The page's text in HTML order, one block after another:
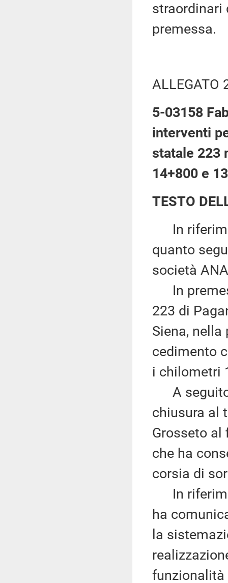
straordinari
premessa.
ALLEGATO
5-03158
interventi
statale 223
14+800 e
TESTO
In
quanto
società
In
223 di
Siena,
cedimento
i chilometri
A seguito
chiusura al
Grosseto al
che ha
corsia di
In
ha
la
funzionalità